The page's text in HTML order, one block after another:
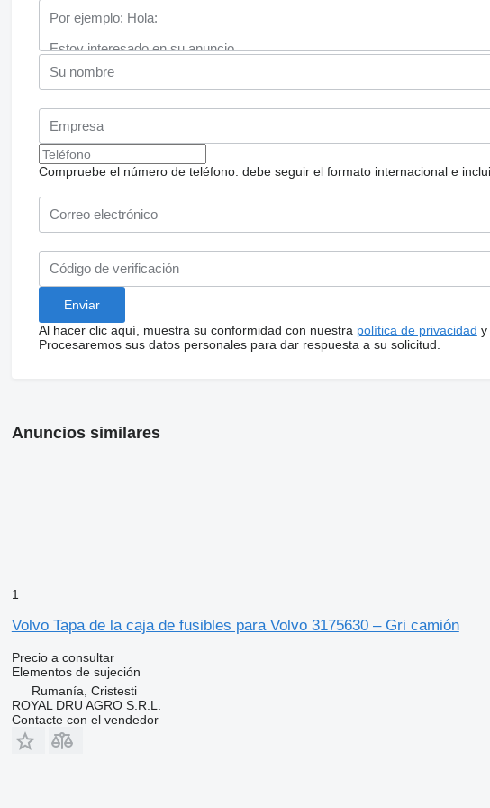
Compruebe el número de teléfono: debe seguir el formato internacional e
Al hacer clic aquí, muestra su conformidad con nuestra política de privacidad y
Procesaremos sus datos personales para dar respuesta a su solicitud.
Anuncios similares
1
Volvo Tapa de la caja de fusibles para Volvo 3175630 – Gri camión
Precio a consultar
Elementos de sujeción
Rumanía, Cristesti
ROYAL DRU AGRO S.R.L.
Contacte con el vendedor